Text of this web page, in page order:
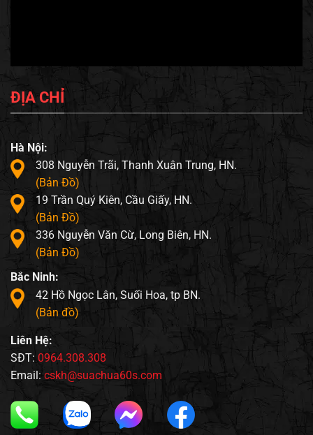
ĐỊA CHỈ
Hà Nội:
308 Nguyễn Trãi, Thanh Xuân Trung, HN.
(Bản Đồ)
19 Trần Quý Kiên, Cầu Giấy, HN.
(Bản Đồ)
336 Nguyễn Văn Cừ, Long Biên, HN.
(Bản Đồ)
Bắc Ninh:
42 Hồ Ngọc Lân, Suối Hoa, tp BN.
(Bản đồ)
Liên Hệ:
SĐT: 0964.308.308
Email: cskh@suachua60s.com